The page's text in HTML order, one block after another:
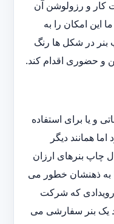
کار و رزولوشن آن
این امکان را به
در شکل ها رنگ
و حضوری اقدام کند.
و یا برای استفاده
همانند دیگر
چاپ بنرهای ارزان
به ذهنشان خطور می
رویدادی که شرکت
یک بنر سفارشی می